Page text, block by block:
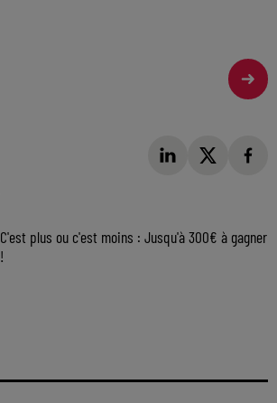
C'est plus ou c'est moins : Jusqu'à 300€ à gagner
!